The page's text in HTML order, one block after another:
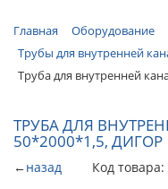
Главная Оборудование
Трубы для внутренней
Труба для внутренней
ТРУБА ДЛЯ
50*2000*1,5, ДИГОР
←назад Код товара: